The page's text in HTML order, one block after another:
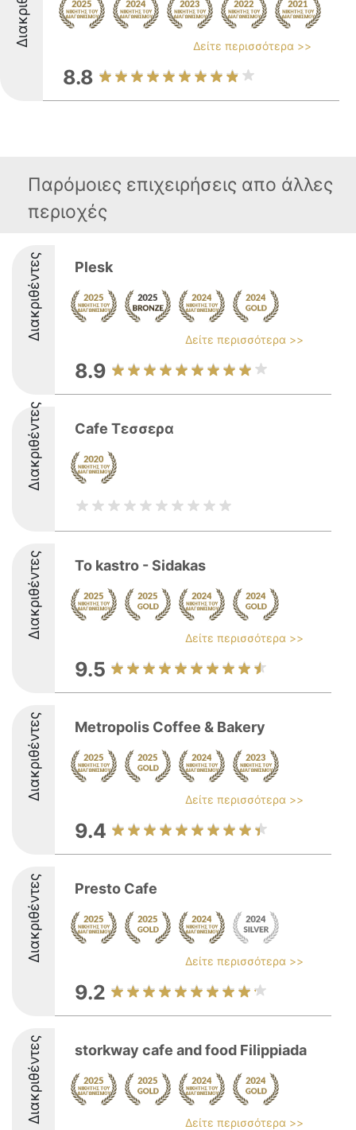
Δείτε περισσότερα >>
8.8
Παρόμοιες επιχειρήσεις απο άλλες
περιοχές
Διακριθέντες Plesk
Δείτε περισσότερα >>
8.9
Διακριθέντες Cafe Τεσσερα
Διακριθέντες To kastro - Sidakas
Δείτε περισσότερα >>
9.5
Διακριθέντες Metropolis Coffee & Bakery
Δείτε περισσότερα >>
9.4
Διακριθέντες Presto Cafe
Δείτε περισσότερα >>
9.2
Διακριθέντες storkway cafe and food Filippiada
Δείτε περισσότερα >>